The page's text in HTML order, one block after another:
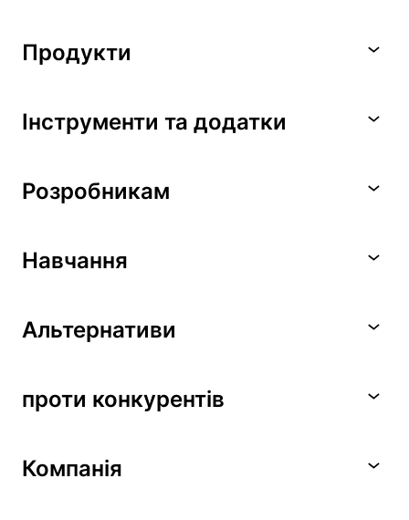
Продукти
Інструменти та додатки
Розробникам
Навчання
Альтернативи
проти конкурентів
Компанія